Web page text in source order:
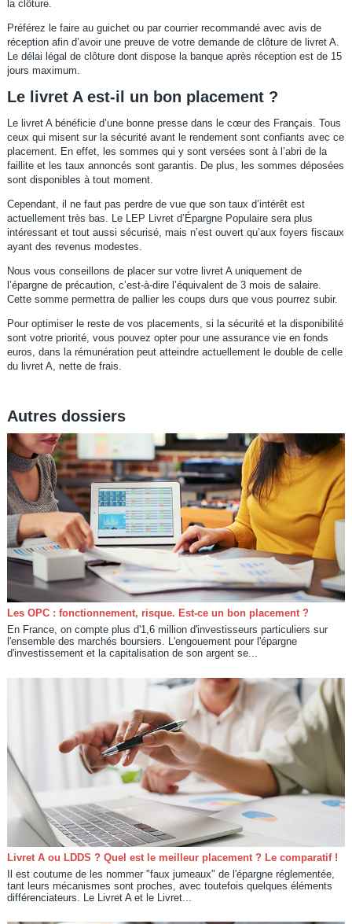
la clôture.
Préférez le faire au guichet ou par courrier recommandé avec avis de
réception afin d’avoir une preuve de votre demande de clôture de livret A.
Le délai légal de clôture dont dispose la banque après réception est de 15
jours maximum.
Le livret A est-il un bon placement ?
Le livret A bénéficie d’une bonne presse dans le cœur des Français. Tous
ceux qui misent sur la sécurité avant le rendement sont confiants avec ce
placement. En effet, les sommes qui y sont versées sont à l’abri de la
faillite et les taux annoncés sont garantis. De plus, les sommes déposées
sont disponibles à tout moment.
Cependant, il ne faut pas perdre de vue que son taux d’intérêt est
actuellement très bas. Le LEP Livret d’Épargne Populaire sera plus
intéressant et tout aussi sécurisé, mais n’est ouvert qu’aux foyers fiscaux
ayant des revenus modestes.
Nous vous conseillons de placer sur votre livret A uniquement de
l’épargne de précaution, c’est-à-dire l’équivalent de 3 mois de salaire.
Cette somme permettra de pallier les coups durs que vous pourrez subir.
Pour optimiser le reste de vos placements, si la sécurité et la disponibilité
sont votre priorité, vous pouvez opter pour une assurance vie en fonds
euros, dans la rémunération peut atteindre actuellement le double de celle
du livret A, nette de frais.
Autres dossiers
Les OPC : fonctionnement, risque. Est-ce un bon placement ?
En France, on compte plus d'1,6 million d'investisseurs particuliers sur
l'ensemble des marchés boursiers. L'engouement pour l'épargne
d'investissement et la capitalisation de son argent se...
Livret A ou LDDS ? Quel est le meilleur placement ? Le comparatif !
Il est coutume de les nommer "faux jumeaux" de l'épargne réglementée,
tant leurs mécanismes sont proches, avec toutefois quelques éléments
différenciateurs. Le Livret A et le Livret...